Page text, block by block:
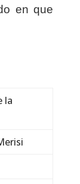
en que
la